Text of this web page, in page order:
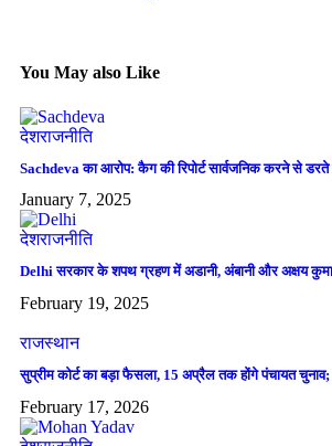
You May also Like
देशराजनीति
Sachdeva का आरोप: कैग की रिपोर्ट सार्वजनिक करने से
January 7, 2025
देशराजनीति
Delhi सरकार के शपथ ग्रहण में अडानी, अंबानी और अक्षय
February 19, 2025
राजस्थान
सुप्रीम कोर्ट का बड़ा फैसला, 15 अप्रैल तक होंगे पंचायत
February 17, 2026